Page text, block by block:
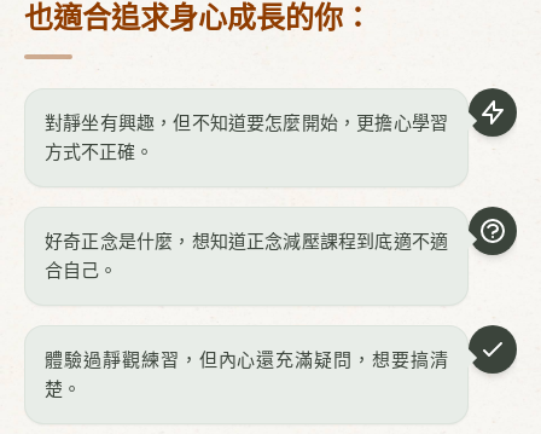
也適合追求身心成長的你：
對靜坐有興趣，但不知道要怎麼開始，更擔心學習
方式不正確。
好奇正念是什麼，想知道正念減壓課程到底適不適
合自己。
體驗過靜觀練習，但內心還充滿疑問，想要搞清
楚。